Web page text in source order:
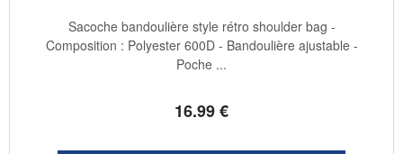
16.99€
Sacoche bandoulière style rétro shoulder bag -
Composition : Polyester 600D - Bandoulière ajustable -
Poche ...